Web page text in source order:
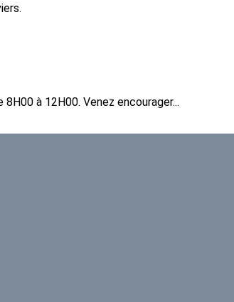
à 12H00. Venez encourager...